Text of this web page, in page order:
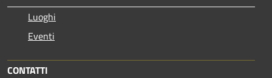
Luoghi
Eventi
CONTATTI